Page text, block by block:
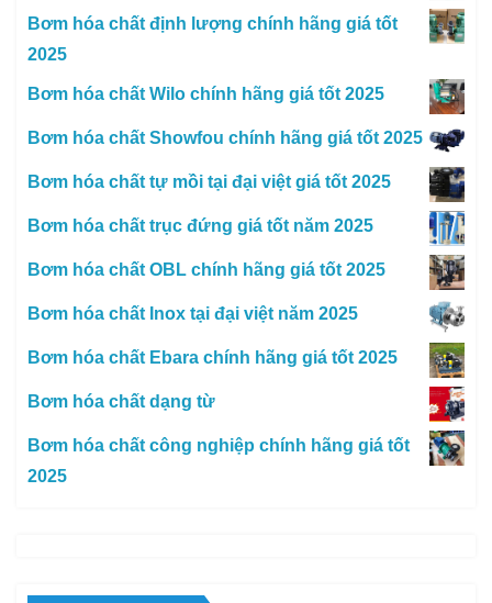
Bơm hóa chất định lượng chính hãng giá tốt
2025
Bơm hóa chất Wilo chính hãng giá tốt 2025
Bơm hóa chất Showfou chính hãng giá tốt 2025
Bơm hóa chất tự mồi tại đại việt giá tốt 2025
Bơm hóa chất trục đứng giá tốt năm 2025
Bơm hóa chất OBL chính hãng giá tốt 2025
Bơm hóa chất Inox tại đại việt năm 2025
Bơm hóa chất Ebara chính hãng giá tốt 2025
Bơm hóa chất dạng từ
Bơm hóa chất công nghiệp chính hãng giá tốt
2025